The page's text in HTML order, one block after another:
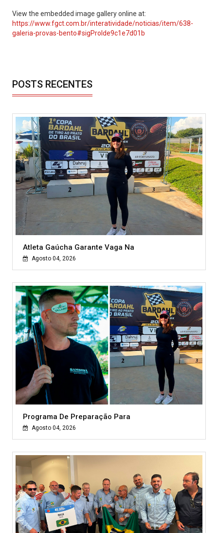
View the embedded image gallery online at:
https://www.fgct.com.br/interatividade/noticias/item/638-
galeria-provas-bento#sigProIde9c1e7d01b
POSTS RECENTES
Atleta Gaúcha Garante Vaga Na
Agosto 04, 2026
Programa De Preparação Para
Agosto 04, 2026